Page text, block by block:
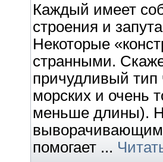
Каждый имеет
строения и
Некоторые
странными.
причудливый
морских и очень
меньше длины).
помогает ...